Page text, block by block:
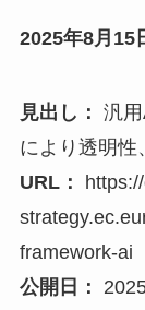
2025年8月15
見出し： 汎
により透明性
URL：
framework-ai
公開日：